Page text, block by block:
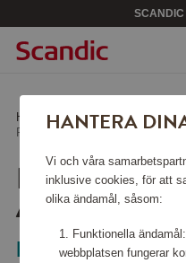
SCANDIC
Hem /Sport & fritid/Flytvästar
Flytväst Compact 100 auto, 30-
FLYTVÄST
AUTO, 30-
Baltic
HANTERA
Vi och våra
inklusive cookies, för att
olika ändamål, såsom:
Funktionella
webbplatsen fungerar